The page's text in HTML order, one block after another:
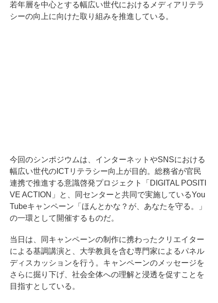
若年層を中心とする幅広い世代におけるメディアリテラ
シーの向上に向けた取り組みを推進している。
今回のシンポジウムは、インターネットやSNSにおける
幅広い世代のICTリテラシー向上が目的。総務省が官民
連携で推進する意識啓発プロジェクト「DIGITAL POSITI
VE ACTION」と、同センターと共同で実施しているYou
Tubeキャンペーン「ほんとかな？が、あなたを守る。」
の一環として開催するものだ。
当日は、同キャンペーンの制作に携わったクリエイター
による基調講演と、大学教員を含む専門家によるパネル
ディスカッションを行う。キャンペーンのメッセージを
さらに掘り下げ、社会全体への理解と浸透を促すことを
目指すとしている。